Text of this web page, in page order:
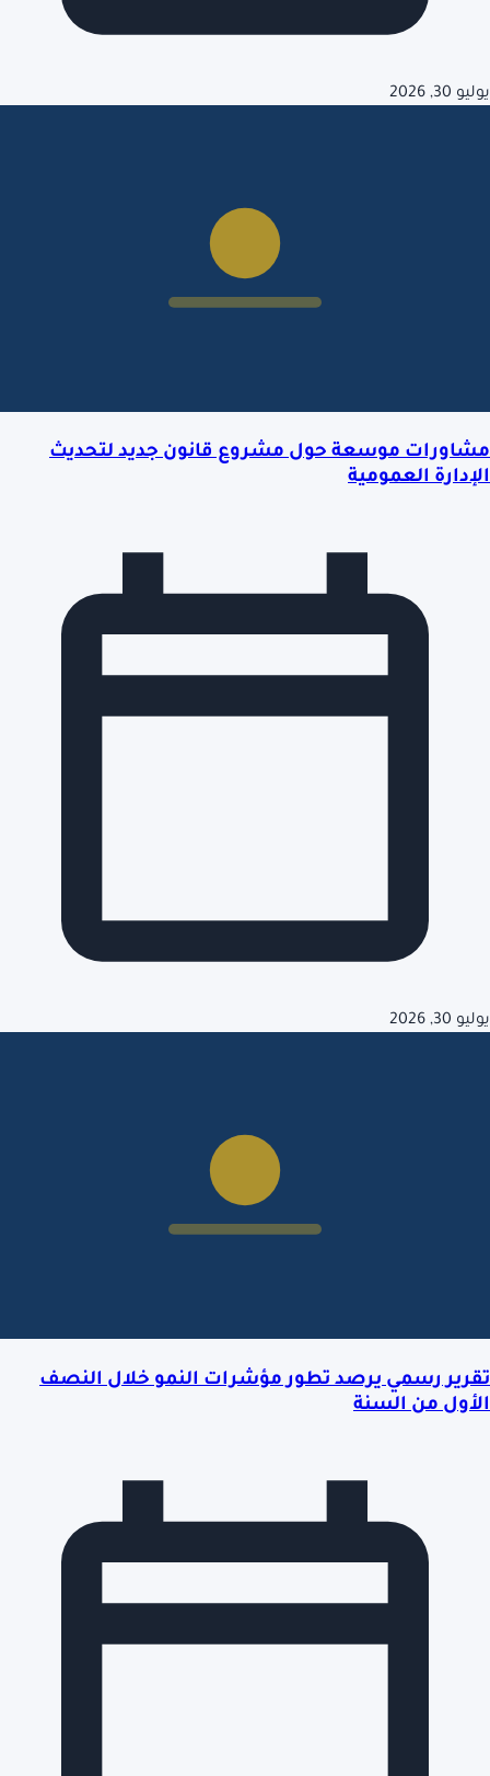
يوليو 30, 2026
مشاورات موسعة حول مشروع قانون جديد لتحديث
الإدارة العمومية
يوليو 30, 2026
تقرير رسمي يرصد تطور مؤشرات النمو خلال النصف
الأول من السنة